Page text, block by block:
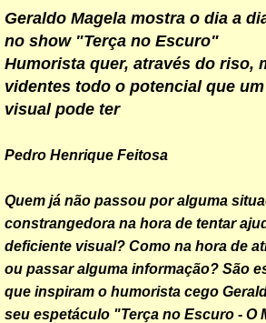
Geraldo Magela mostra o dia a
no show "Terça no Escuro"
Humorista quer, através do riso,
videntes todo o potencial que
visual pode ter
Pedro Henrique Feitosa
Quem já não passou por alguma
constrangedora na hora de tentar
deficiente visual? Como na hora de
ou passar alguma informação? São
que inspiram o humorista cego
seu espetáculo "Terça no Escuro - O